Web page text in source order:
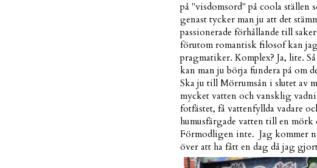
på "visdomsord" på coola ställen
genast tycker man ju att det
passionerade förhållande till
förutom romantisk filosof kan
pragmatiker. Komplex? Ja, lite.
kan man ju börja fundera på om
Ska ju till Mörrumsån i slutet av
mycket vatten och vansklig
fotfästet, få vattenfyllda vadare
humusfärgade vatten till en mörk
Förmodligen inte. Jag kommer
över att ha fått en dag då jag